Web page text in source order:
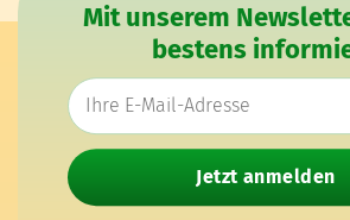
Mit unserem
bestens
E-Mail-Adresse
Jetzt anmelden